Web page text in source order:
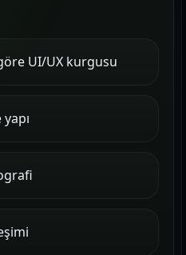
göre UI/UX kurgusu